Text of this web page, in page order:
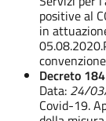
positive al
in
Decreto 184
Data: 24/
Covid-19.